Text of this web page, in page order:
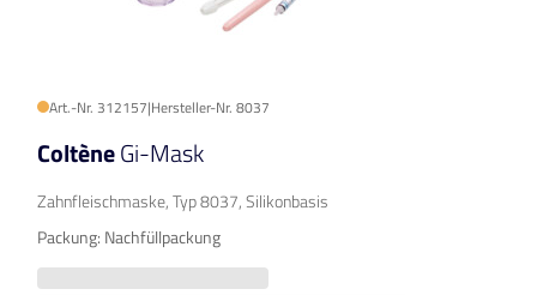
Art.-Nr. 312157|Hersteller-Nr. 8037
ColtèneGi-Mask
Zahnfleischmaske, Typ 8037, Silikonbasis
Packung: Nachfüllpackung